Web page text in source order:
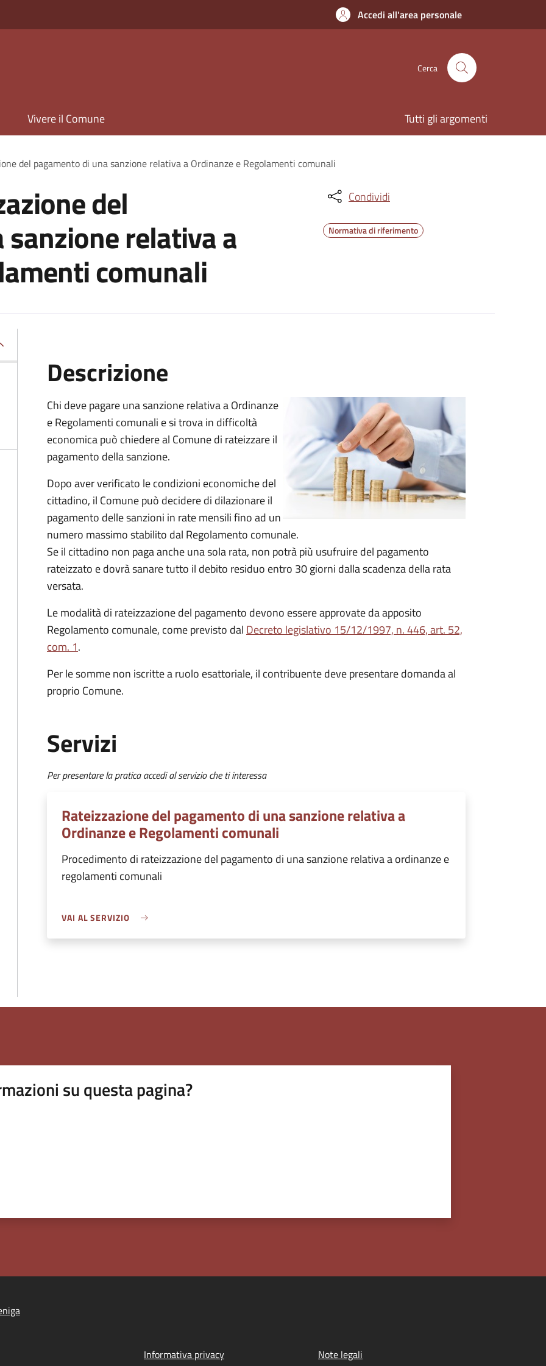
Accedi all'area personale
Cerca
Vivere il Comune Tutti gli argomenti
del pagamento di una sanzione relativa a Ordinanze e Regolamenti comunali
del
relativa a
comunali
Condividi
Normativa di riferimento
Descrizione
Chi deve pagare una sanzione relativa a Ordinanze
e Regolamenti comunali e si trova in difficoltà
economica può chiedere al Comune di rateizzare il
pagamento della sanzione.
Dopo aver verificato le condizioni economiche del
cittadino, il Comune può decidere di dilazionare il
pagamento delle sanzioni in rate mensili fino ad un
numero massimo stabilito dal Regolamento comunale.
Se il cittadino non paga anche una sola rata, non potrà più usufruire del pagamento
rateizzato e dovrà sanare tutto il debito residuo entro 30 giorni dalla scadenza della rata
versata.
Le modalità di rateizzazione del pagamento devono essere approvate da apposito
Regolamento comunale, come previsto dal Decreto legislativo 15/12/1997, n. 446, art. 52,
com. 1.
Per le somme non iscritte a ruolo esattoriale, il contribuente deve presentare domanda al
proprio Comune.
Servizi
Per presentare la pratica accedi al servizio che ti interessa
Rateizzazione del pagamento di una sanzione relativa a
Ordinanze e Regolamenti comunali
Procedimento di rateizzazione del pagamento di una sanzione relativa a ordinanze e
regolamenti comunali
VAI AL SERVIZIO
su questa pagina?
Informativa privacy Note legali